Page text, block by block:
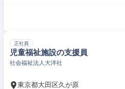
正社員
児童福祉施設の支援員
社会福祉法人大洋社
東京都大田区久が原